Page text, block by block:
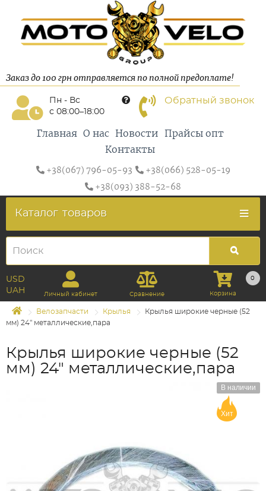
Заказ до 100 грн отправляется по полной предоплате!
Пн - Вс
с 08:00–18:00
Обратный звонок
Главная О нас Новости
Прайсы опт
Контакты
+38(067) 796-05-93
+38(066) 528-05-19
+38(093) 388-52-68
Каталог товаров
USD
UAH
Личный кабинет Сравнение
0
Корзина
Велозапчасти Крылья
Крылья широкие черные (52
мм) 24" металлические,пара
Крылья широкие черные (52
мм) 24" металлические,пара
В наличии
Хит